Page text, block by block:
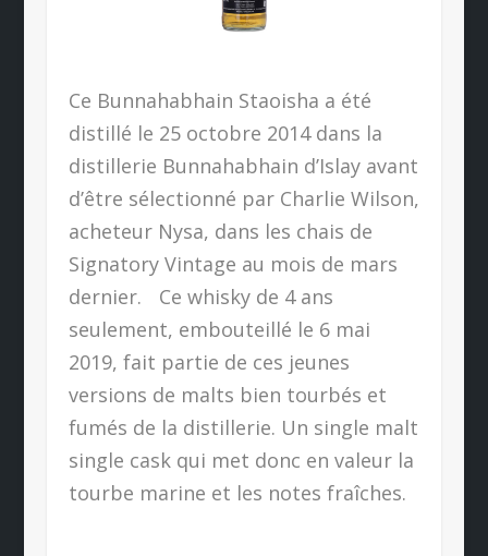
Ce Bunnahabhain Staoisha a été
distillé le 25 octobre 2014 dans la
distillerie Bunnahabhain d’Islay avant
d’être sélectionné par Charlie Wilson,
acheteur Nysa, dans les chais de
Signatory Vintage au mois de mars
dernier. Ce whisky de 4 ans
seulement, embouteillé le 6 mai
2019, fait partie de ces jeunes
versions de malts bien tourbés et
fumés de la distillerie. Un single malt
single cask qui met donc en valeur la
tourbe marine et les notes fraîches.